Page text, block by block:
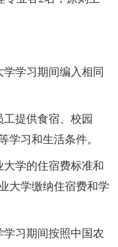
学习期间编入相同
提供食宿、校园
学习和生活条件。
学的住宿费标准和
大学缴纳住宿费和学
习期间按照中国农